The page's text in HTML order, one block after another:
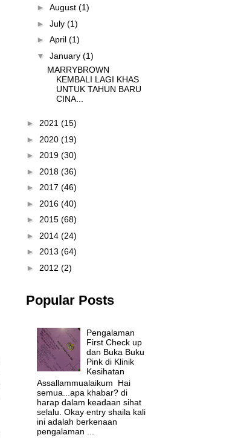
► August (1)
► July (1)
► April (1)
▼ January (1)
MARRYBROWN
KEMBALI LAGI KHAS
UNTUK TAHUN BARU
CINA...
► 2021 (15)
► 2020 (19)
► 2019 (30)
► 2018 (36)
► 2017 (46)
► 2016 (40)
► 2015 (68)
► 2014 (24)
► 2013 (64)
► 2012 (2)
Popular Posts
Pengalaman
First Check up
dan Buka Buku
Pink di Klinik
Kesihatan
Assallammualaikum Hai
semua...apa khabar? di
harap dalam keadaan sihat
selalu. Okay entry shaila kali
ini adalah berkenaan
pengalaman ...